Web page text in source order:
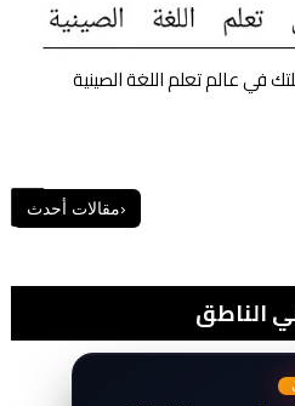
الناطق